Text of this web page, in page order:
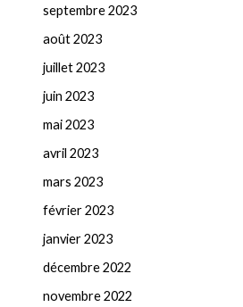
septembre 2023
août 2023
juillet 2023
juin 2023
mai 2023
avril 2023
mars 2023
février 2023
janvier 2023
décembre 2022
novembre 2022